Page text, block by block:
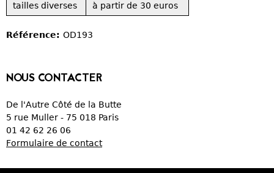
VERRERIE
tailles diverses à partir de 30 euros
Référence: OD193
NOUS CONTACTER
De l'Autre Côté de la Butte
5 rue Muller - 75 018 Paris
01 42 62 26 06
Formulaire de contact